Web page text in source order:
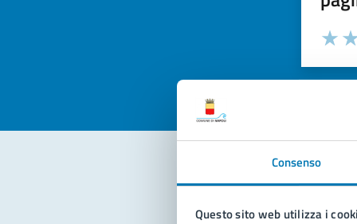
Consenso
Questo sito web utilizza i
Valuta